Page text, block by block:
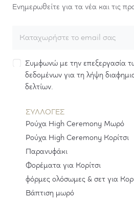
Ενημερωθείτε για τα νέα και τις
Συμφωνώ με την επεξεργασία
δεδομένων για τη λήψη
δελτίων.
ΣΥΛΛΟΓΕΣ
Ρούχα High Ceremony Μωρό
Ρούχα High Ceremony Κορίτσι
Παρανυφάκι
Φορέματα για Κορίτσι
φόρμες ολόσωμες & σετ για
Βάπτιση μωρό